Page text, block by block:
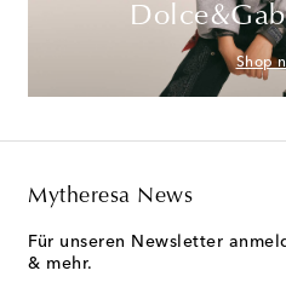
Shop
Mytheresa News
Für unseren Newsletter
& mehr.